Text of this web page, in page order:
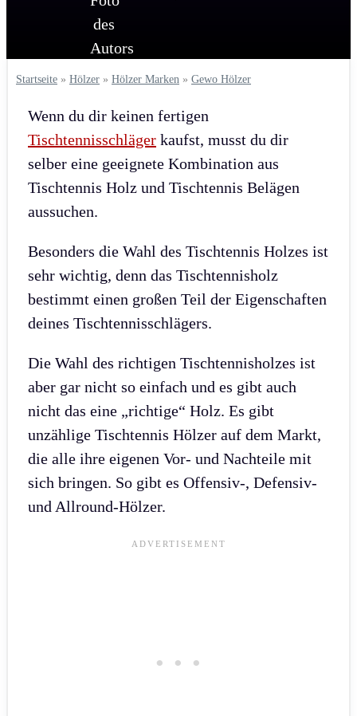
Startseite » Hölzer » Hölzer Marken » Gewo Hölzer
Wenn du dir keinen fertigen
Tischtennisschläger kaufst, musst du dir
selber eine geeignete Kombination aus
Tischtennis Holz und Tischtennis Belägen
aussuchen.
Besonders die Wahl des Tischtennis Holzes ist
sehr wichtig, denn das Tischtennisholz
bestimmt einen großen Teil der Eigenschaften
deines Tischtennisschlägers.
Die Wahl des richtigen Tischtennisholzes ist
aber gar nicht so einfach und es gibt auch
nicht das eine „richtige“ Holz. Es gibt
unzählige Tischtennis Hölzer auf dem Markt,
die alle ihre eigenen Vor- und Nachteile mit
sich bringen. So gibt es Offensiv-, Defensiv-
und Allround-Hölzer.